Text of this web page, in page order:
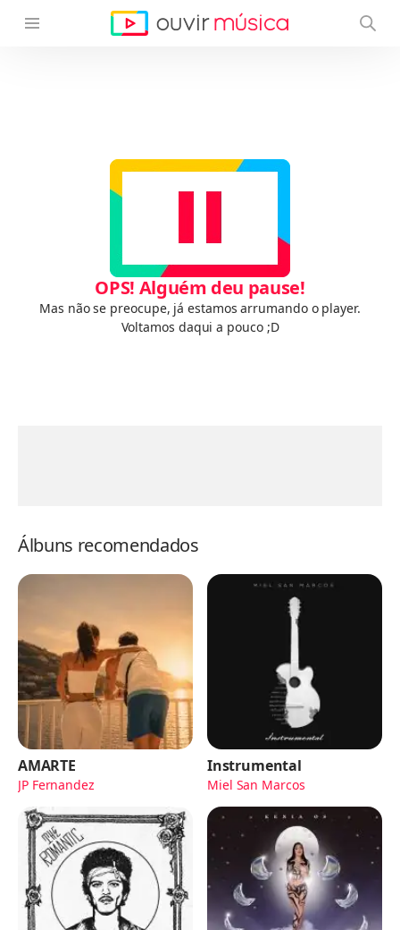
OPS! Alguém deu pause!
Mas não se preocupe, já estamos arrumando o player.
Voltamos daqui a pouco ;D
Álbuns recomendados
AMARTE
JP Fernandez
Instrumental
Miel San Marcos